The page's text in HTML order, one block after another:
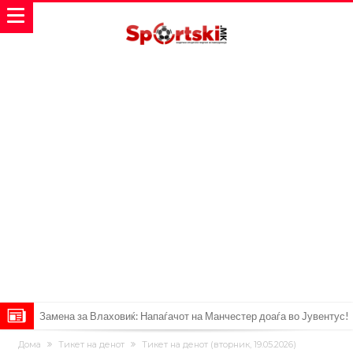
Замена за Влаховиќ: Напаѓачот на Манчестер доаѓа во Јувентус!
УЕФА повторно се заканува со бојкот на турнирите на ФИФА
Дома Тикет на денот Тикет на денот (вторник, 19.05.2026)